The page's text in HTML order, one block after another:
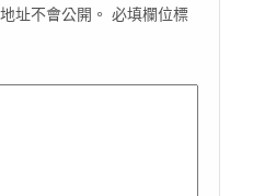
址不會公開。 必填欄位標